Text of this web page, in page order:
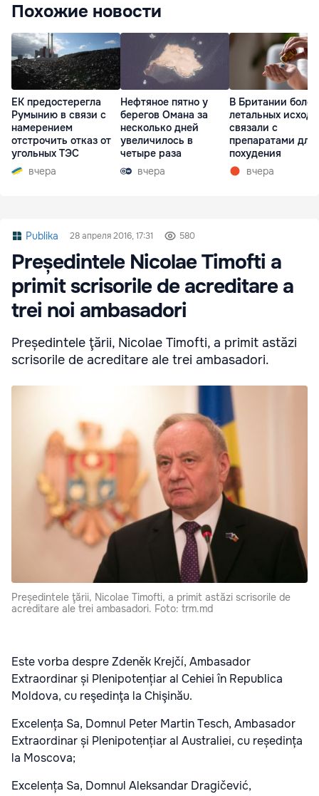
Похожие новости
ЕК предостерегла
Румынию в связи с
намерением
отстрочить отказ от
угольных ТЭС
вчера
Нефтяное пятно у
берегов Омана за
несколько дней
увеличилось в
четыре раза
вчера
В Британии
летальных
связали с
препаратами для
похудения
вчера
Publika 28 апреля 2016, 17:31 580
Președintele Nicolae Timofti a
primit scrisorile de acreditare a
trei noi ambasadori
Președintele ţării, Nicolae Timofti, a primit astăzi
scrisorile de acreditare ale trei ambasadori.
Președintele ţării, Nicolae Timofti, a primit astăzi scrisorile de
acreditare ale trei ambasadori. Foto: trm.md
Este vorba despre Zdeněk Krejčí, Ambasador
Extraordinar și Plenipotențiar al Cehiei în Republica
Moldova, cu reşedinţa la Chişinău.
Excelența Sa, Domnul Peter Martin Tesch, Ambasador
Extraordinar și Plenipotențiar al Australiei, cu reședința
la Moscova;
Excelența Sa, Domnul Aleksandar Dragičević,